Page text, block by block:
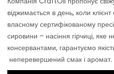
віджимається в день, коли
власному сертифікованому
сировини – насіння гірчиці, яке
консервантами, гарантуємо
неперевершений смак і аромат.